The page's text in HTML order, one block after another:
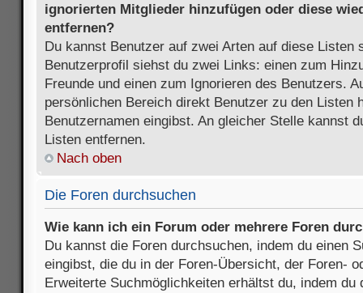
ignorierten Mitglieder hinzufügen oder diese
entfernen?
Du kannst Benutzer auf zwei Arten auf diese Listen
Benutzerprofil siehst du zwei Links: einen zum
Freunde und einen zum Ignorieren des Benutzers.
persönlichen Bereich direkt Benutzer zu den Listen
Benutzernamen eingibst. An gleicher Stelle kannst
Listen entfernen.
Nach oben
Die Foren durchsuchen
Wie kann ich ein Forum oder mehrere Foren
Du kannst die Foren durchsuchen, indem du einen
eingibst, die du in der Foren-Übersicht, der Foren-
Erweiterte Suchmöglichkeiten erhältst du, indem du